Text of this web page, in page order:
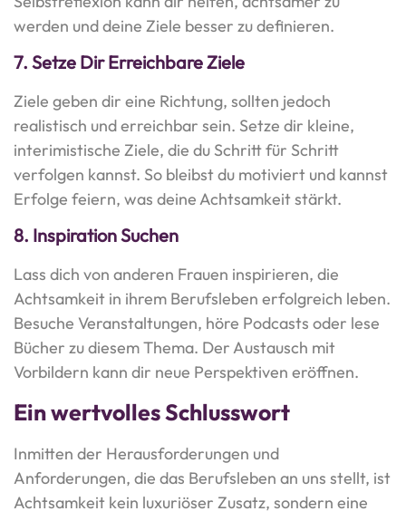
werden und deine Ziele besser zu definieren.
7. Setze Dir Erreichbare Ziele
Ziele geben dir eine Richtung, sollten jedoch
realistisch und erreichbar sein. Setze dir kleine,
interimistische Ziele, die du Schritt für Schritt
verfolgen kannst. So bleibst du motiviert und kannst
Erfolge feiern, was deine Achtsamkeit stärkt.
8. Inspiration Suchen
Lass dich von anderen Frauen inspirieren, die
Achtsamkeit in ihrem Berufsleben erfolgreich leben.
Besuche Veranstaltungen, höre Podcasts oder lese
Bücher zu diesem Thema. Der Austausch mit
Vorbildern kann dir neue Perspektiven eröffnen.
Ein wertvolles Schlusswort
Inmitten der Herausforderungen und
Anforderungen, die das Berufsleben an uns stellt, ist
Achtsamkeit kein luxuriöser Zusatz, sondern eine